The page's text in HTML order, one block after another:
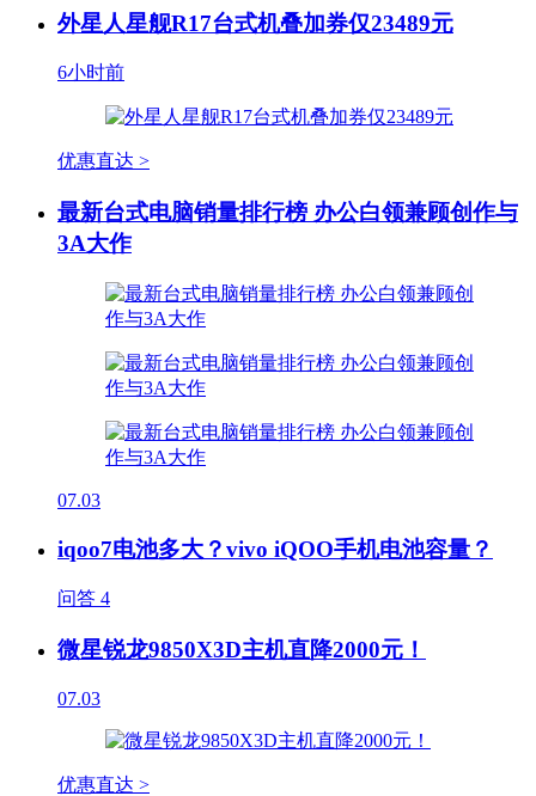
外星人星舰R17台式机叠加券仅23489元
6小时前
优惠直达 >
最新台式电脑销量排行榜 办公白领兼顾创作与
3A大作
07.03
iqoo7电池多大？vivo iQOO手机电池容量？
问答 4
微星锐龙9850X3D主机直降2000元！
07.03
优惠直达 >